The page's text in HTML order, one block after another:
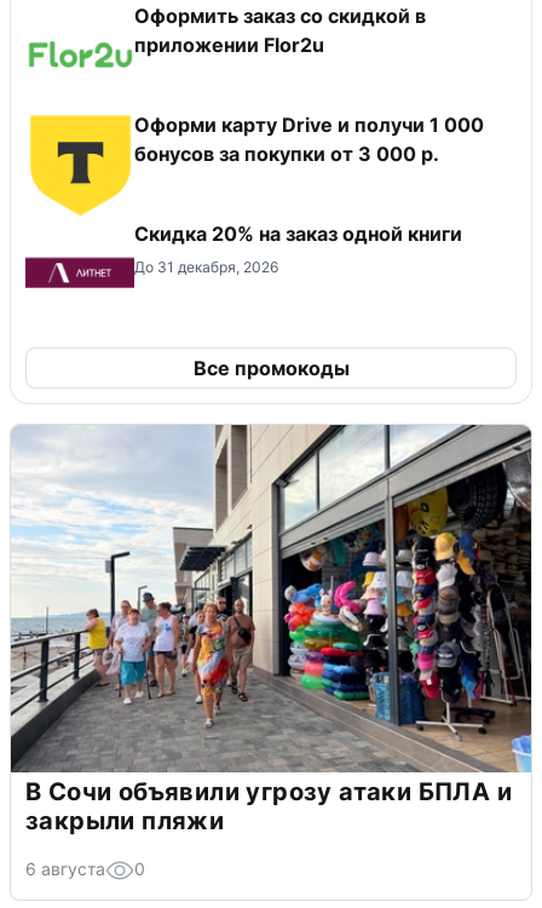
Оформить заказ со скидкой в
приложении Flor2u
Оформи карту Drive и получи 1 000
бонусов за покупки от 3 000 р.
Скидка 20% на заказ одной книги
До 31 декабря, 2026
Все промокоды
В Сочи объявили угрозу атаки БПЛА и
закрыли пляжи
6 августа 0